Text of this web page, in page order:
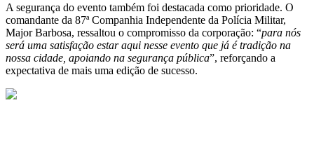
A segurança do evento também foi destacada como prioridade. O
comandante da 87ª Companhia Independente da Polícia Militar,
Major Barbosa, ressaltou o compromisso da corporação: “para nós
será uma satisfação estar aqui nesse evento que já é tradição na
nossa cidade, apoiando na segurança pública”, reforçando a
expectativa de mais uma edição de sucesso.